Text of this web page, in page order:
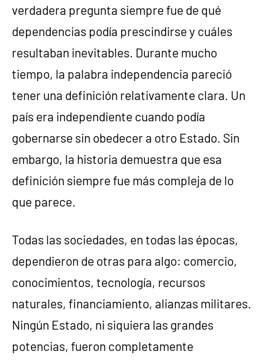
verdadera pregunta siempre fue de qué
dependencias podía prescindirse y cuáles
resultaban inevitables. Durante mucho
tiempo, la palabra independencia pareció
tener una definición relativamente clara. Un
país era independiente cuando podía
gobernarse sin obedecer a otro Estado. Sin
embargo, la historia demuestra que esa
definición siempre fue más compleja de lo
que parece.
Todas las sociedades, en todas las épocas,
dependieron de otras para algo: comercio,
conocimientos, tecnología, recursos
naturales, financiamiento, alianzas militares.
Ningún Estado, ni siquiera las grandes
potencias, fueron completamente